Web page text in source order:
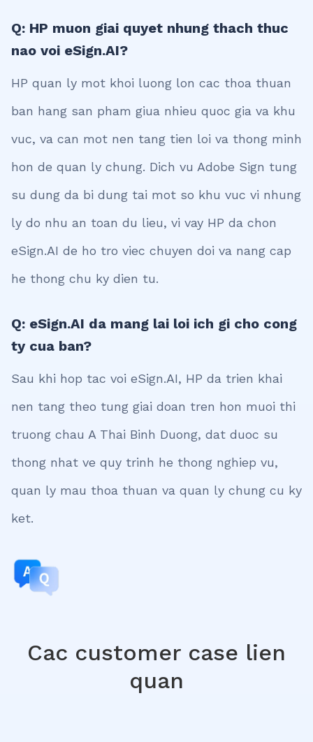
Q: HP muon giai quyet nhung thach thuc
nao voi eSign.AI?
HP quan ly mot khoi luong lon cac thoa thuan
ban hang san pham giua nhieu quoc gia va khu
vuc, va can mot nen tang tien loi va thong minh
hon de quan ly chung. Dich vu Adobe Sign tung
su dung da bi dung tai mot so khu vuc vi nhung
ly do nhu an toan du lieu, vi vay HP da chon
eSign.AI de ho tro viec chuyen doi va nang cap
he thong chu ky dien tu.
Q: eSign.AI da mang lai loi ich gi cho cong
ty cua ban?
Sau khi hop tac voi eSign.AI, HP da trien khai
nen tang theo tung giai doan tren hon muoi thi
truong chau A Thai Binh Duong, dat duoc su
thong nhat ve quy trinh he thong nghiep vu,
quan ly mau thoa thuan va quan ly chung cu ky
ket.
Cac customer case lien
quan